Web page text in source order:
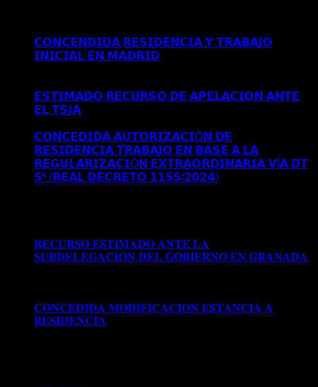
𝗖𝗢𝗡𝗖𝗘𝗡𝗗𝗜𝗗𝗔 𝗥𝗘𝗦𝗜𝗗𝗘𝗡𝗖𝗜𝗔 𝗬 𝗧𝗥𝗔𝗕𝗔𝗝𝗢
𝗜𝗡𝗜𝗖𝗜𝗔𝗟 𝗘𝗡 𝗠𝗔𝗗𝗥𝗜𝗗
𝗘𝗦𝗧𝗜𝗠𝗔𝗗𝗢 𝗥𝗘𝗖𝗨𝗥𝗦𝗢 𝗗𝗘 𝗔𝗣𝗘𝗟𝗔𝗖𝗜𝗢𝗡 𝗔𝗡𝗧𝗘
𝗘𝗟 𝗧𝗦𝗝𝗔
𝗖𝗢𝗡𝗖𝗘𝗗𝗜𝗗𝗔 𝗔𝗨𝗧𝗢𝗥𝗜𝗭𝗔𝗖𝗜Ó𝗡 𝗗𝗘
𝗥𝗘𝗦𝗜𝗗𝗘𝗡𝗖𝗜𝗔 𝗧𝗥𝗔𝗕𝗔𝗝𝗢 𝗘𝗡 𝗕𝗔𝗦𝗘 𝗔 𝗟𝗔
𝗥𝗘𝗚𝗨𝗟𝗔𝗥𝗜𝗭𝗔𝗖𝗜Ó𝗡 𝗘𝗫𝗧𝗥𝗔𝗢𝗥𝗗𝗜𝗡𝗔𝗥𝗜𝗔 𝗩Í𝗔 𝗗𝗧
𝟱ª (𝗥𝗘𝗔𝗟 𝗗𝗘𝗖𝗥𝗘𝗧𝗢 𝟭𝟭𝟱𝟱/𝟮𝟬𝟮𝟰)
𝐑𝐄𝐂𝐔𝐑𝐒𝐎 𝐄𝐒𝐓𝐈𝐌𝐀𝐃𝐎 𝐀𝐍𝐓𝐄 𝐋𝐀
𝐒𝐔𝐁𝐃𝐄𝐋𝐄𝐆𝐀𝐂𝐈𝐎𝐍 𝐃𝐄𝐋 𝐆𝐎𝐁𝐈𝐄𝐑𝐍𝐎 𝐄𝐍 𝐆𝐑𝐀𝐍𝐀𝐃𝐀
𝐂𝐎𝐍𝐂𝐄𝐃𝐈𝐃𝐀 𝐌𝐎𝐃𝐈𝐅𝐈𝐂𝐀𝐂𝐈𝐎𝐍 𝐄𝐒𝐓𝐀𝐍𝐂𝐈𝐀 𝐀
𝐑𝐄𝐒𝐈𝐃𝐄𝐍𝐂𝐈𝐀